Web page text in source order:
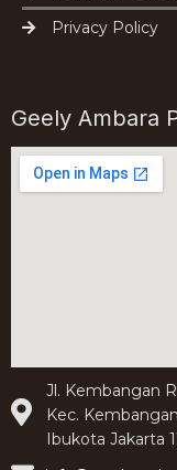
Privacy Policy
Geely Ambara
Jl. Kembangan
Kec.
Ibukota Jakarta